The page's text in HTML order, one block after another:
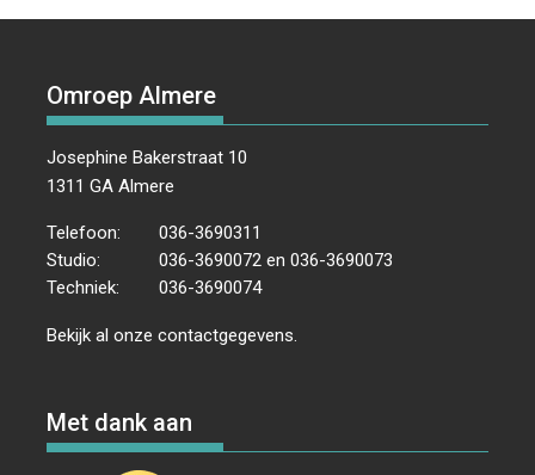
Omroep Almere
Josephine Bakerstraat 10
1311 GA Almere
Telefoon:
036-3690311
Studio:
036-3690072 en 036-3690073
Techniek:
036-3690074
Bekijk al onzecontactgegevens
Met dank aan